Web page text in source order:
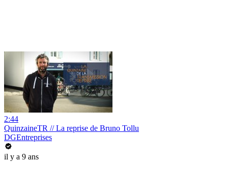
2:44
QuinzaineTR // La reprise de Bruno Tollu
DGEntreprises
il y a 9 ans